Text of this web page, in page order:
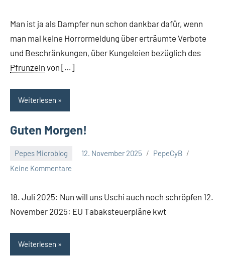
Man ist ja als Dampfer nun schon dankbar dafür, wenn
man mal keine Horrormeldung über erträumte Verbote
und Beschränkungen, über Kungeleien bezüglich des
Pfrunzeln von […]
Weiterlesen
Guten Morgen!
Pepes Microblog 12. November 2025
PepeCyB
Keine Kommentare
18. Juli 2025: Nun will uns Uschi auch noch schröpfen 12.
November 2025: EU Tabaksteuerpläne kwt
Weiterlesen